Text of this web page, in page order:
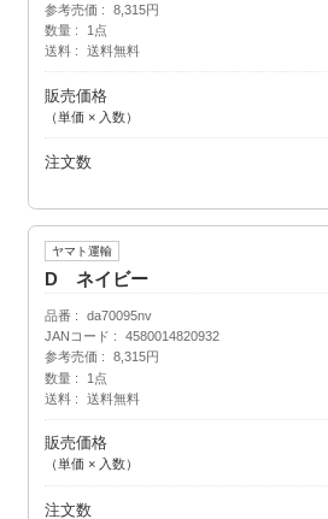
参考売価
8,315円
数量
1点
送料
送料無料
販売価格
（単価 × 入数）
注文数
ヤマト運輸
D ネイビー
品番
da70095nv
JANコード
4580014820932
参考売価
8,315円
数量
1点
送料
送料無料
販売価格
（単価 × 入数）
注文数